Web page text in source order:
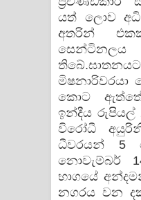
යත් ලොව
අතරින්
මිෂනාරිවරයා
කොට ඇත්තේ
ඉන්දීය රුපියල්
විරෝධී
ධීවරයන් 5
නොවැම්බර්
භාගයේ
නගරය වන